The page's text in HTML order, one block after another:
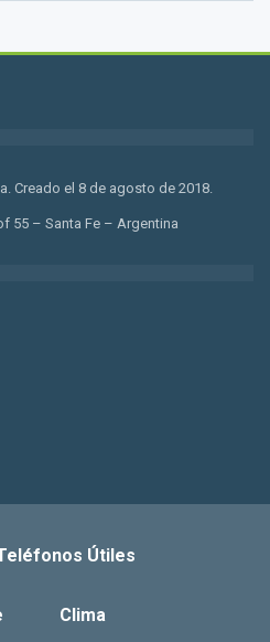
Creado el 8 de agosto de 2018.
55 – Santa Fe – Argentina
Útiles
Clima